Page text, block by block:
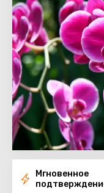
Мгновенное